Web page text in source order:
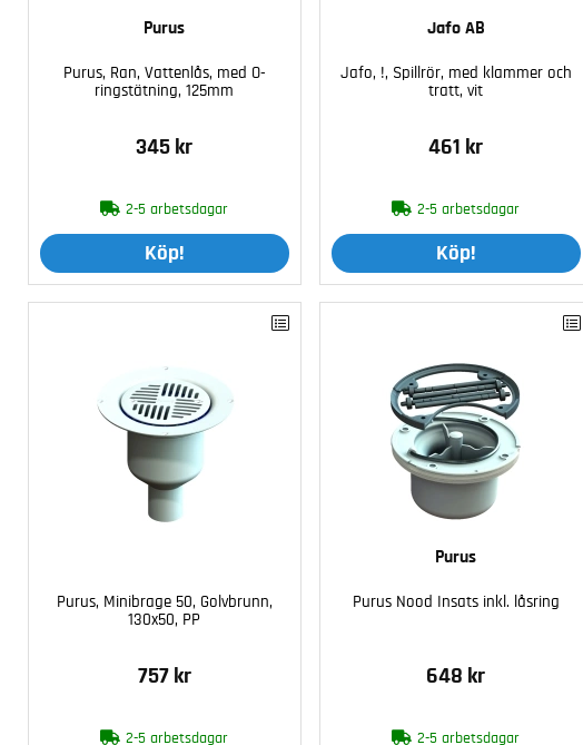
Purus
Purus, Ran, Vattenlås, med O-
ringstätning, 125mm
345 kr
2-5 arbetsdagar
Köp!
Jafo AB
Jafo, !, Spillrör, med klammer och
tratt, vit
461 kr
2-5 arbetsdagar
Köp!
Purus, Minibrage 50, Golvbrunn,
130x50, PP
757 kr
2-5 arbetsdagar
Purus
Purus Nood Insats inkl. låsring
648 kr
2-5 arbetsdagar